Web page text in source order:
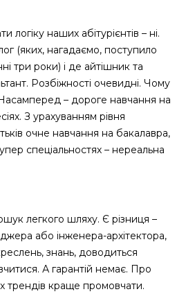
логіку наших абітурієнтів – ні.
(яких, нагадаємо, поступило
три роки) і де айтішник та
Розбіжності очевидні. Чому
– дороге навчання на
З урахуванням рівня
очне навчання на бакалавра,
спеціальностях – нереальна
легкого шляху. Є різниця –
або інженера-архітектора,
знань, доводиться
А гарантій немає. Про
трендів краще промовчати.